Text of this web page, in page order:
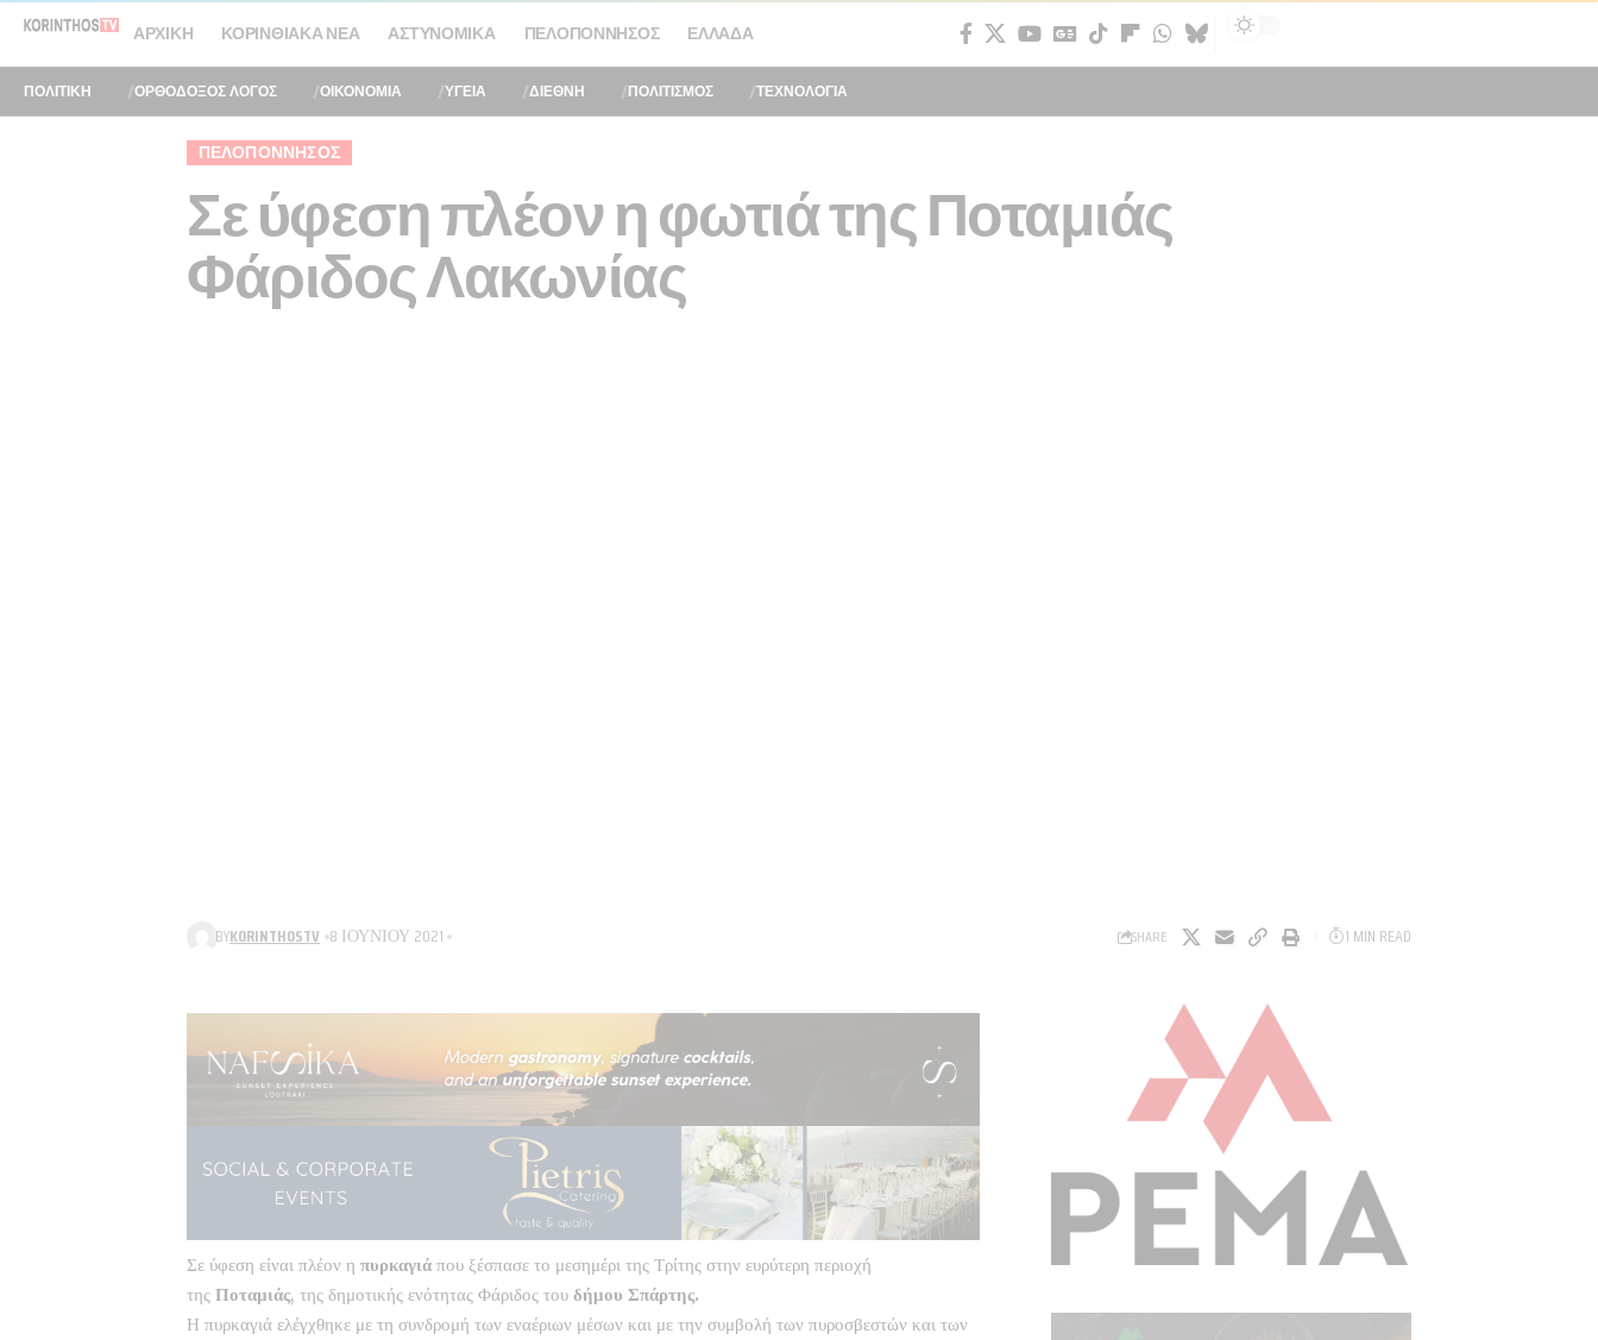
ΑΡΧΙΚΉ ΚΟΡΙΝΘΙΑΚΆ ΝΈΑ ΑΣΤΥΝΟΜΙΚΆ ΠΕΛΟΠΌΝΝΗΣΟΣ ΕΛΛΆΔΑ
ΠΟΛΙΤΙΚΗ ΟΡΘΟΔΟΞΟΣ ΛΟΓΟΣ ΟΙΚΟΝΟΜΙΑ ΥΓΕΙΑ ΔΙΕΘΝΗ ΠΟΛΙΤΙΣΜΟΣ ΤΕΧΝΟΛΟΓΙΑ
ΠΕΛΟΠΌΝΝΗΣΟΣ
Σε ύφεση πλέον η φωτιά της Ποταμιάς
Φάριδος Λακωνίας
BYKORINTHOSTV 8 ΙΟΥΝΊΟΥ 2021 SHARE 1 MIN READ
Σε ύφεση είναι πλέον η πυρκαγιά που ξέσπασε το μεσημέρι της Τρίτης στην ευρύτερη περιοχή
της Ποταμιάς, της δημοτικής ενότητας Φάριδος του δήμου Σπάρτης.
Η πυρκαγιά ελέγχθηκε με τη συνδρομή των εναέριων μέσων και με την συμβολή των πυροσβεστών και των